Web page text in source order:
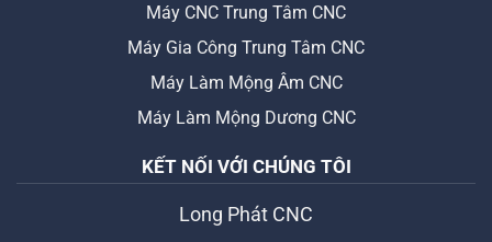
Máy CNC Trung Tâm CNC
Máy Gia Công Trung Tâm CNC
Máy Làm Mộng Âm CNC
Máy Làm Mộng Dương CNC
KẾT NỐI VỚI CHÚNG TÔI
Long Phát CNC